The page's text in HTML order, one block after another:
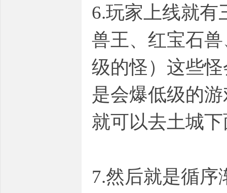
6.玩家上线就有
兽王、红宝石
级的怪）这些
是会爆低级的
就可以去土城
7.然后就是循序